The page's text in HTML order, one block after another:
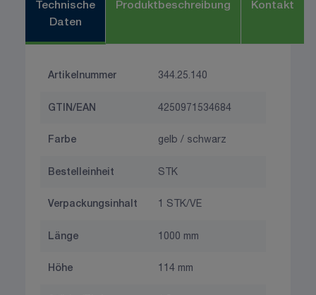
Technische
Daten
Produktbeschreibung Kontakt
Artikelnummer 344.25.140
GTIN/EAN 4250971534684
Farbe gelb / schwarz
Bestelleinheit STK
Verpackungsinhalt 1 STK/VE
Länge 1000 mm
Höhe 114 mm